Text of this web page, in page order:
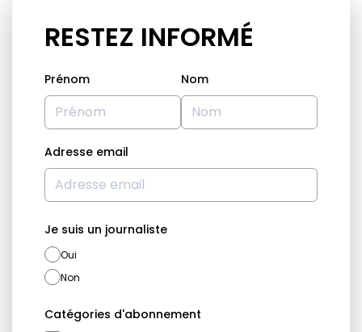
RESTEZ INFORMÉ
Prénom Nom
Adresse email
Je suis un journaliste
Oui
Non
Catégories d'abonnement